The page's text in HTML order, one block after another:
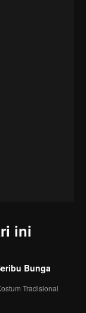
ini
Bunga
Tradisional